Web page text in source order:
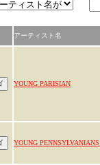
アーティスト名
YOUNG PARISIAN
YOUNG PENNSYLVANIANS